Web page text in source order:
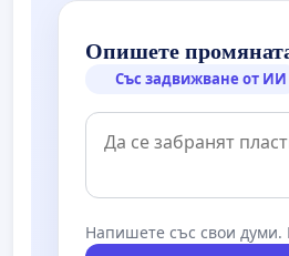
Опишете
Със задвижване от ИИ
Напишете със свои думи.